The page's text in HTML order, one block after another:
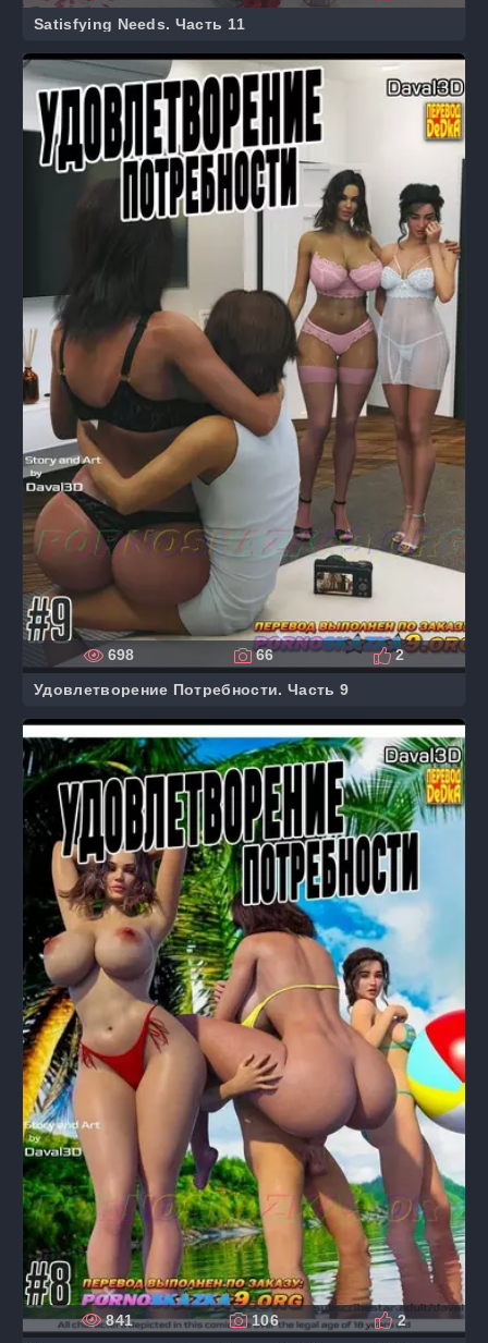
Satisfying Needs. Часть 11
Удовлетворение Потребности. Часть 9
698 66 2
841 106 2